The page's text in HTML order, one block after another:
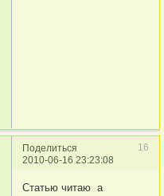
Поделиться
16
2010-06-16 23:23:08
Статью читаю а